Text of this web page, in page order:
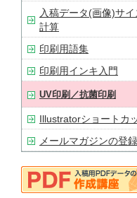
入稿データ(画像)サイ
計算
印刷用語集
印刷用インキ入門
UV印刷／抗菌印刷
Illustratorショートカ
メールマガジンの登